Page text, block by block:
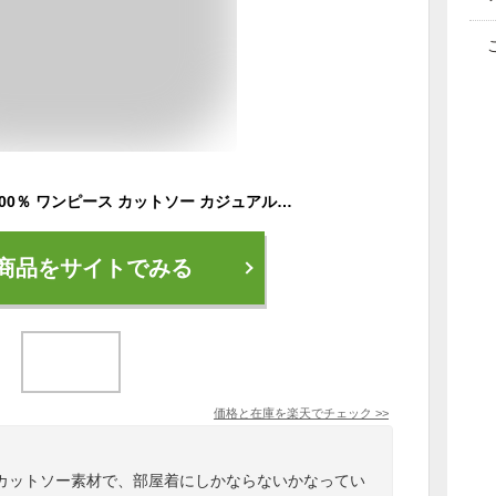
【大人気商品！】綿100％ ワンピース カットソー カジュアル 低身長 高身長 M L LL リネン コットン 半袖 5分袖 大人 春 夏 秋 ミセス ロングワンピース マキシワンピース シンプル フレアワンピース 大きいサイズ Aラインワンピース
品をサイトでみる
価格と在庫を楽天でチェック >>
ットソー素材で、部屋着にしかならないかなってい